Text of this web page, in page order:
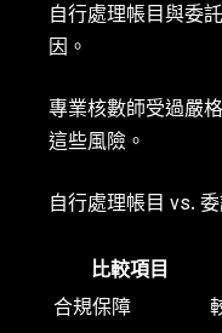
自行處理帳目與委
因。
專業核數師受過嚴
這些風險。
自行處理帳目 vs.
比較項目
合規保障